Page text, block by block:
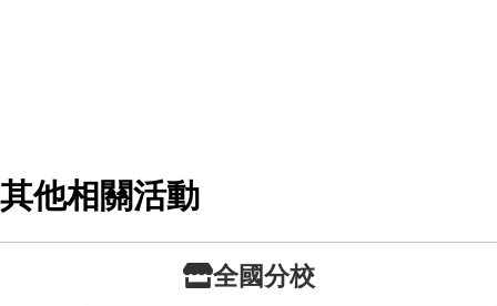
其他相關活動
全國分校